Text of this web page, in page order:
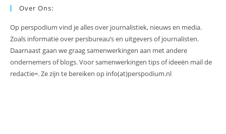
Over Ons:
Op perspodium vind je alles over journalistiek, nieuws en media.
Zoals informatie over persbureau’s en uitgevers of journalisten.
Daarnaast gaan we graag samenwerkingen aan met andere
ondernemers of blogs. Voor samenwerkingen tips of ideeën mail de
redactie=. Ze zijn te bereiken op info(at)perspodium.nl